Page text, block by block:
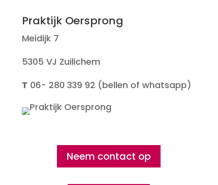
Praktijk Oersprong
Meidijk 7
5305 VJ Zuilichem
T 06- 280 339 92 (bellen of whatsapp)
Neem contact op